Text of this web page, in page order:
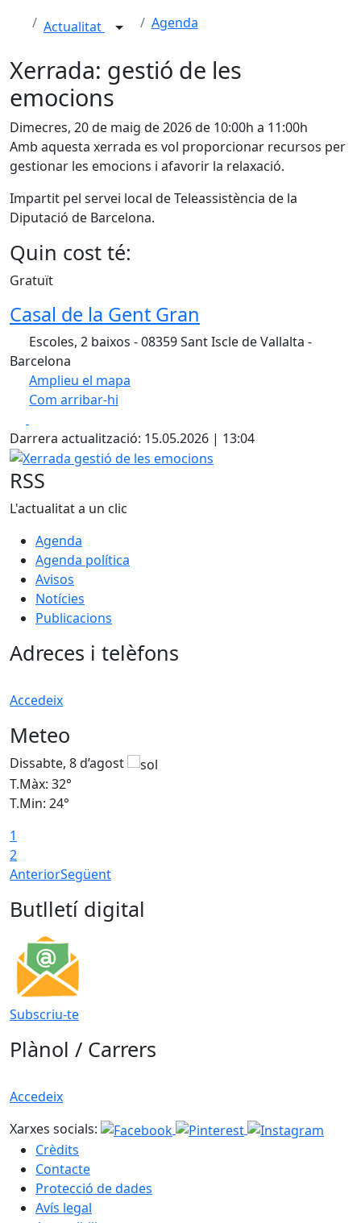
Actualitat Agenda
Xerrada: gestió de les
emocions
Dimecres, 20 de maig de 2026 de 10:00h a 11:00h
Amb aquesta xerrada es vol proporcionar recursos per
gestionar les emocions i afavorir la relaxació.
Impartit pel servei local de Teleassistència de la
Diputació de Barcelona.
Quin cost té:
Gratuït
Casal de la Gent Gran
Escoles, 2 baixos - 08359 Sant Iscle de Vallalta -
Barcelona
Amplieu el mapa
Com arribar-hi
+
−
Darrera actualització: 15.05.2026 | 13:04
Xerrada gestió de les emocions
RSS
L'actualitat a un clic
Agenda
Agenda política
Avisos
Notícies
Publicacions
Adreces i telèfons
Accedeix
Meteo
Dissabte, 8 d’agost
T.Màx: 32°
T.Min: 24°
1
2
AnteriorSegüent
Butlletí digital
Subscriu-te
Plànol / Carrers
Accedeix
Xarxes socials:
Crèdits
Contacte
Protecció de dades
Avís legal